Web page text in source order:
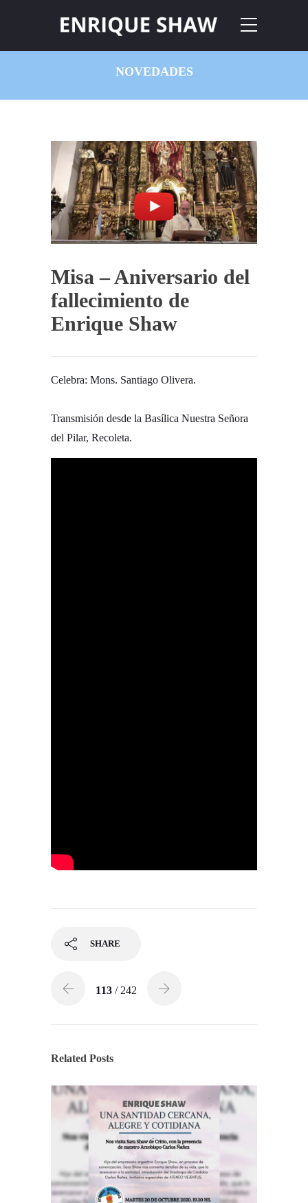
NOVEDADES
Misa – Aniversario del
fallecimiento de
Enrique Shaw
Celebra: Mons. Santiago Olivera.
Transmisión desde la Basílica Nuestra Señora
del Pilar, Recoleta.
SHARE
113 / 242
Related Posts